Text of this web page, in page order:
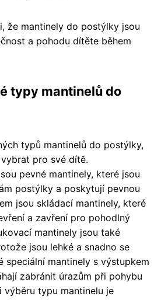
že mantinely do postýlky jsou
a pohodu dítěte během
typy mantinelů do
typů mantinelů do postýlky,
pro své dítě.
pevné mantinely, které jsou
postýlky a poskytují pevnou
jsou skládací mantinely, které
a zavření pro pohodlný
mantinely jsou také
jsou lehké a snadno se
speciální mantinely s výstupkem
zabránit úrazům při pohybu
výběru typu mantinelu je